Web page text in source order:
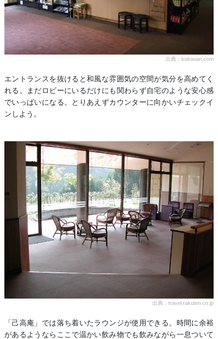
出典：kokouan.com
エントランスを抜けると和風な雰囲気の空間が気分を高めてく
れる。まだロビーにいるだけにも関わらず自宅のような安心感
でいっぱいになる。とりあえずカウンターに向かいチェックイ
ンしよう。
出典：travel.rakuten.co.jp
「己高庵」では落ち着いたラウンジが使用できる。時間に余裕
があるようならここで温かい飲み物でも飲みながら一息ついて